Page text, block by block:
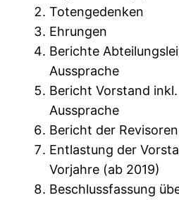
Totengedenken
Ehrungen
Berichte
Aussprache
Bericht Vorstand
Aussprache
Bericht der
Entlastung der
Vorjahre (ab 2019)
Beschlussfassung